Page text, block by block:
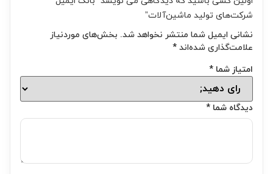
شرکت‌های تولید ماشین‌آلات”
نشانی ایمیل شما منتشر نخواهد شد. بخش‌های موردنیاز
علامت‌گذاری شده‌اند*
امتیاز شما*
دیدگاه شما*